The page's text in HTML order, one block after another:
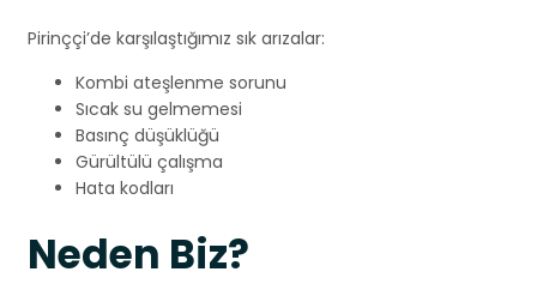
Pirinççi’de karşılaştığımız sık arızalar:
Kombi ateşlenme sorunu
Sıcak su gelmemesi
Basınç düşüklüğü
Gürültülü çalışma
Hata kodları
Neden Biz?